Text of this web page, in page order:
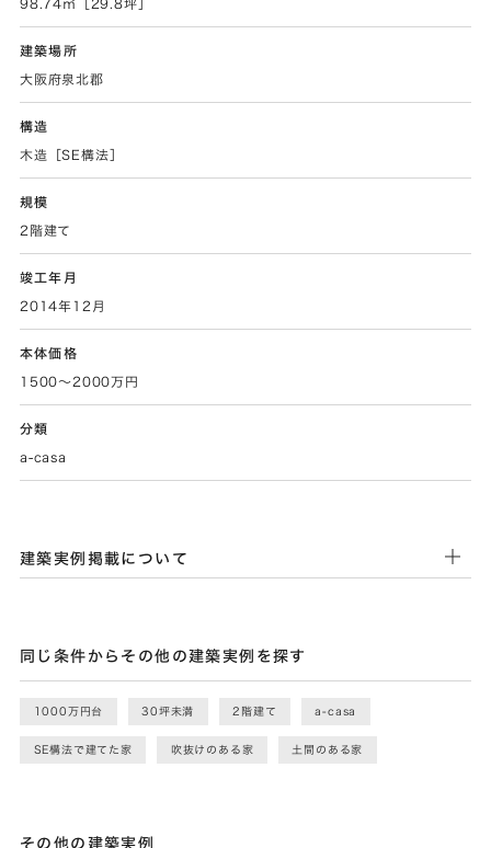
98.74㎡［29.8坪］
建築場所
大阪府泉北郡
構造
木造［SE構法］
規模
2階建て
竣工年月
2014年12月
本体価格
1500〜2000万円
分類
a-casa
建築実例掲載について
同じ条件からその他の建築実例を探す
1000万円台 30坪未満 2階建て a-casa
SE構法で建てた家 吹抜けのある家 土間のある家
その他の建築実例